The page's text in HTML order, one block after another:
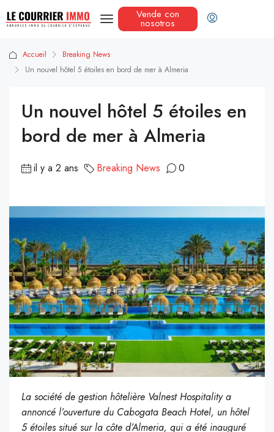
Vende con
nosotros
Accueil
Breaking News
Un nouvel hôtel 5 étoiles en bord de mer à Almeria
Un nouvel hôtel 5 étoiles en
bord de mer à Almeria
il y a 2 ans Breaking News 0
La société de gestion hôtelière Valnest Hospitality a
annoncé l’ouverture du Cabogata Beach Hotel, un hôtel
5 étoiles situé sur la côte d’Almeria, qui a été inauguré